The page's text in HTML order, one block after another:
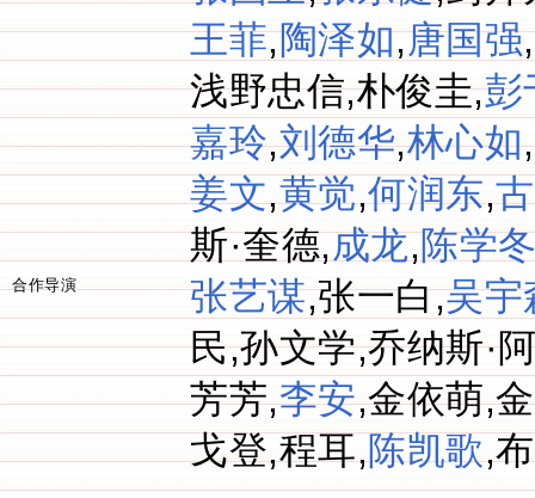
王菲,陶泽如,唐国强
浅野忠信,朴俊圭,彭
嘉玲,刘德华,林心如
姜文,黄觉,何润东,
斯·奎德,成龙,陈学
合作导演 张艺谋,张一白,吴宇
民,孙文学,乔纳斯·
芳芳,李安,金依萌,
戈登,程耳,陈凯歌,